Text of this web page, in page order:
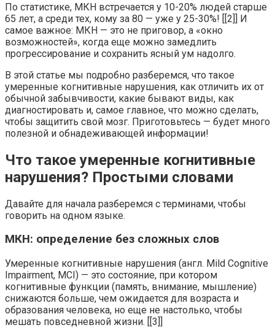
По статистике, МКН встречается у 10-20% людей старше
65 лет, а среди тех, кому за 80 — уже у 25-30%! [[2]] И
самое важное: МКН — это не приговор, а «окно
возможностей», когда еще можно замедлить
прогрессирование и сохранить ясный ум надолго.
В этой статье мы подробно разберемся, что такое
умеренные когнитивные нарушения, как отличить их от
обычной забывчивости, какие бывают виды, как
диагностировать и, самое главное, что можно сделать,
чтобы защитить свой мозг. Приготовьтесь — будет много
полезной и обнадеживающей информации!
Что такое умеренные когнитивные
нарушения? Простыми словами
Давайте для начала разберемся с терминами, чтобы
говорить на одном языке.
МКН: определение без сложных слов
Умеренные когнитивные нарушения (англ. Mild Cognitive
Impairment, MCI) — это состояние, при котором
когнитивные функции (память, внимание, мышление)
снижаются больше, чем ожидается для возраста и
образования человека, но еще не настолько, чтобы
мешать повседневной жизни. [[3]]